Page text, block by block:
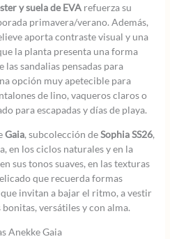
y suela de EVA refuerza su
primavera/verano. Además,
aporta contraste visual y una
la planta presenta una forma
sandalias pensadas para
opción muy apetecible para
de lino, vaqueros claros o
para escapadas y días de playa.
Gaia, subcolección deSophia SS26,
en los ciclos naturales y en la
sus tonos suaves, en las texturas
que recuerda formas
invitan a bajar el ritmo, a vestir
versátiles y con alma.
Anekke Gaia